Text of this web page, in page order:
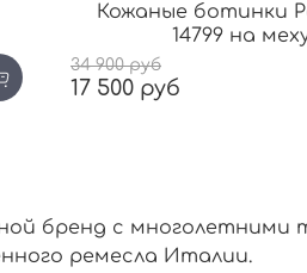
Кожаные ботинки
14799 на
34 900 руб
17 500 руб
бренд с
ремесла Италии.